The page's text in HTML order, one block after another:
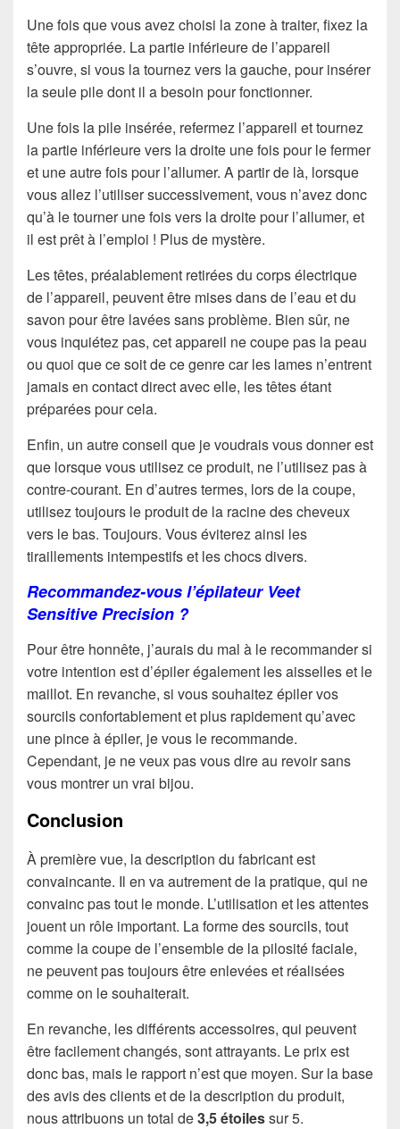
Une fois que vous avez choisi la zone à traiter, fixez la
tête appropriée. La partie inférieure de l’appareil
s’ouvre, si vous la tournez vers la gauche, pour insérer
la seule pile dont il a besoin pour fonctionner.
Une fois la pile insérée, refermez l’appareil et tournez
la partie inférieure vers la droite une fois pour le fermer
et une autre fois pour l’allumer. A partir de là, lorsque
vous allez l’utiliser successivement, vous n’avez donc
qu’à le tourner une fois vers la droite pour l’allumer, et
il est prêt à l’emploi ! Plus de mystère.
Les têtes, préalablement retirées du corps électrique
de l’appareil, peuvent être mises dans de l’eau et du
savon pour être lavées sans problème. Bien sûr, ne
vous inquiétez pas, cet appareil ne coupe pas la peau
ou quoi que ce soit de ce genre car les lames n’entrent
jamais en contact direct avec elle, les têtes étant
préparées pour cela.
Enfin, un autre conseil que je voudrais vous donner est
que lorsque vous utilisez ce produit, ne l’utilisez pas à
contre-courant. En d’autres termes, lors de la coupe,
utilisez toujours le produit de la racine des cheveux
vers le bas. Toujours. Vous éviterez ainsi les
tiraillements intempestifs et les chocs divers.
Recommandez-vous l’épilateur Veet
Sensitive Precision ?
Pour être honnête, j’aurais du mal à le recommander si
votre intention est d’épiler également les aisselles et le
maillot. En revanche, si vous souhaitez épiler vos
sourcils confortablement et plus rapidement qu’avec
une pince à épiler, je vous le recommande.
Cependant, je ne veux pas vous dire au revoir sans
vous montrer un vrai bijou.
Conclusion
À première vue, la description du fabricant est
convaincante. Il en va autrement de la pratique, qui ne
convainc pas tout le monde. L’utilisation et les attentes
jouent un rôle important. La forme des sourcils, tout
comme la coupe de l’ensemble de la pilosité faciale,
ne peuvent pas toujours être enlevées et réalisées
comme on le souhaiterait.
En revanche, les différents accessoires, qui peuvent
être facilement changés, sont attrayants. Le prix est
donc bas, mais le rapport n’est que moyen. Sur la base
des avis des clients et de la description du produit,
nous attribuons un total de3,5 étoilessur 5.